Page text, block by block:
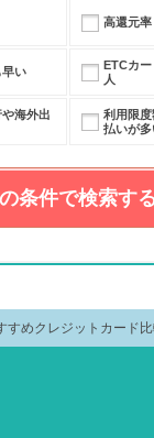
高還元率
早い
ETCカ
人
海外出
利用限
払いが多
すめクレジットカード